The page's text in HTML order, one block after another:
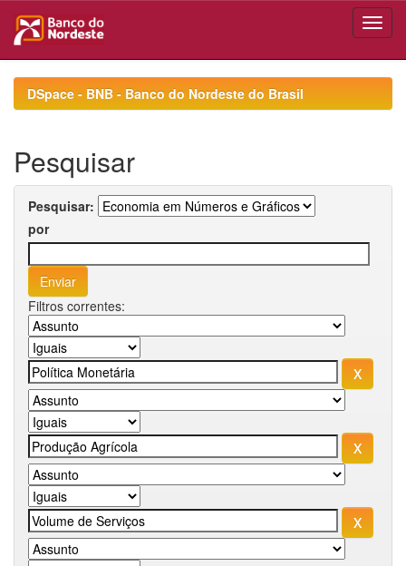
navigationDSpace - BNB - Banco do Nordeste do Brasil
Pesquisar
Pesquisar:
por
Filtros correntes: